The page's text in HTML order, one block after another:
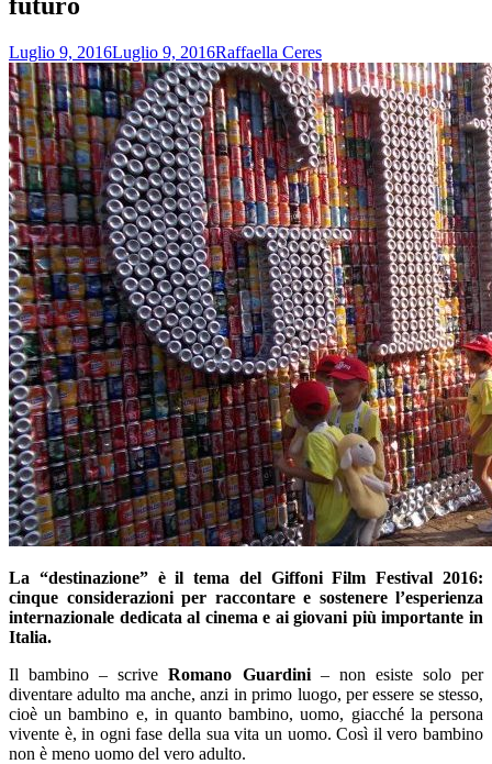
Luglio 9, 2016Luglio 9, 2016Raffaella Ceres
La “destinazione” è il tema del Giffoni Film Festival 2016:
cinque considerazioni per raccontare e sostenere l’esperienza
internazionale dedicata al cinema e ai giovani più importante in
Italia.
Il bambino – scriveRomano Guardini – non esiste solo per
diventare adulto ma anche, anzi in primo luogo, per essere se stesso,
cioè un bambino e, in quanto bambino, uomo, giacché la persona
vivente è, in ogni fase della sua vita un uomo. Così il vero bambino
non è meno uomo del vero adulto.